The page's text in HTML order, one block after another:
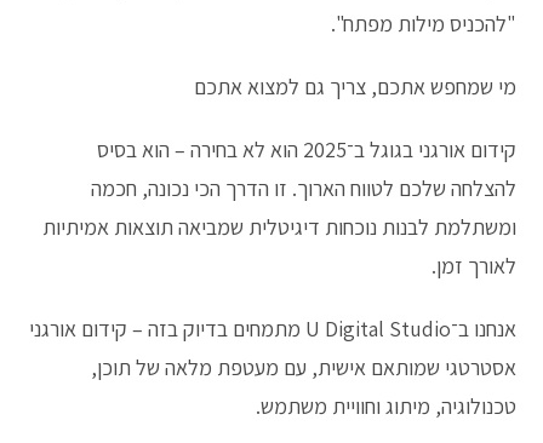
"להכניס מילות מפתח".
מי שמחפש אתכם, צריך גם למצוא אתכם
קידום אורגני בגוגל ב־2025 הוא לא בחירה – הוא בסיס
להצלחה שלכם לטווח הארוך. זו הדרך הכי נכונה, חכמה
ומשתלמת לבנות נוכחות דיגיטלית שמביאה תוצאות אמיתיות
לאורך זמן.
אנחנו ב־U Digital Studio מתמחים בדיוק בזה – קידום אורגני
אסטרטגי שמותאם אישית, עם מעטפת מלאה של תוכן,
טכנולוגיה, מיתוג וחוויית משתמש.